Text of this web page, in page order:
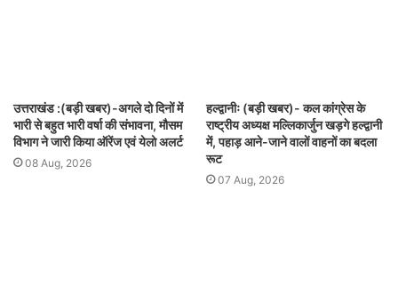
उत्तराखंड :(बड़ी खबर)-अगले दो दिनों में
भारी से बहुत भारी वर्षा की संभावना, मौसम
विभाग ने जारी किया ऑरेंज एवं येलो अलर्ट
08 Aug, 2026
हल्द्वानीः (बड़ी खबर)- कल कांग्रेस के
राष्ट्रीय अध्यक्ष मल्लिकार्जुन खड़गे हल्द्वानी
में, पहाड़ आने-जाने वालों वाहनों का बदला
रूट
07 Aug, 2026